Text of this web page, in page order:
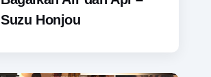
Suzu Honjou